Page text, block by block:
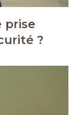
prise
?